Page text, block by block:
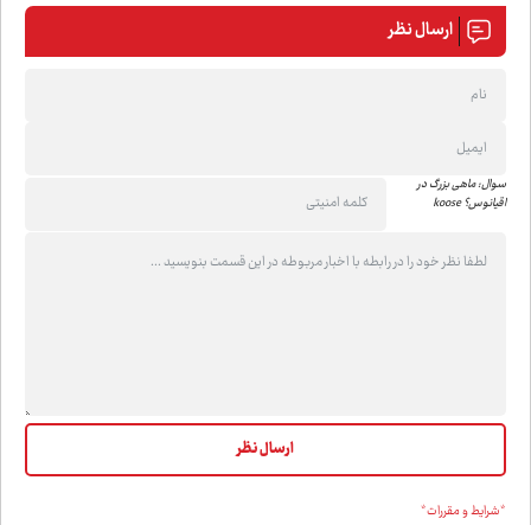
ارسال نظر
سوال: ماهی بزرگ در
اقیانوس؟ koose
*شرایط و مقررات*